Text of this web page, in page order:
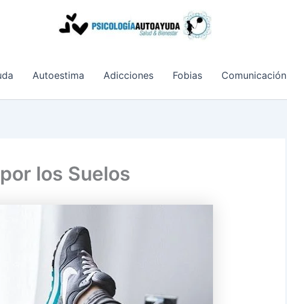
Autoestima Adicciones Fobias Comunicación
los Suelos